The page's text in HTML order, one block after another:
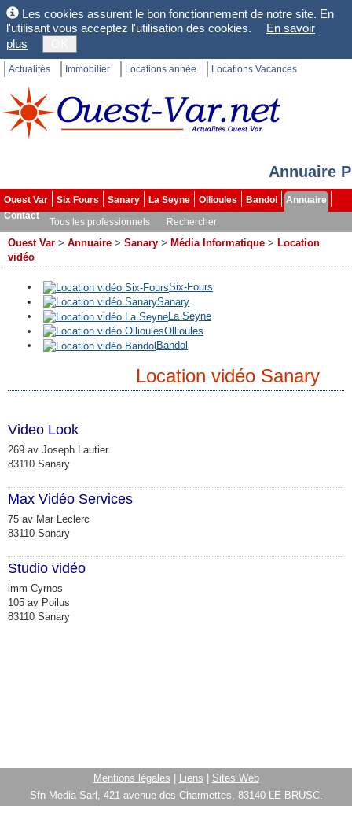
Les cookies assurent le bon fonctionnement de notre site. En
l'utilisant vous acceptez l'utilisation des cookies.
En savoir
plus
Actualités Immobilier Locations année Locations Vacances
Annuaire
Ouest Var Six Fours Sanary La Seyne Ollioules Bandol
Annuaire
Contact
Tous les professionnels Rechercher
Ouest Var > Annuaire > Sanary > Média Informatique > Location
vidéo
Six-Fours
Sanary
La Seyne
Ollioules
Bandol
Location vidéo Sanary
Video Look
269 av Joseph Lautier
83110 Sanary
Max Vidéo Services
75 av Mar Leclerc
83110 Sanary
Studio vidéo
imm Cyrnos
105 av Poilus
83110 Sanary
Mentions légales Liens
Sites Web
Sfn Media Sarl, 421 avenue des Charmettes, 83140 LE BRUSC.